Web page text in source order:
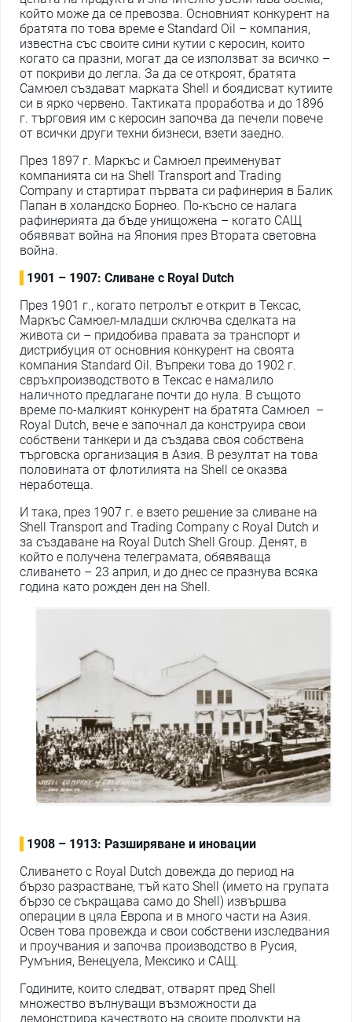
който може да се превозва. Основният конкурент на
братята по това време е Standard Oil – компания,
известна със своите сини кутии с керосин, които
когато са празни, могат да се използват за всичко –
от покриви до легла. За да се откроят, братята
Самюел създават марката Shell и боядисват кутиите
си в ярко червено. Тактиката проработва и до 1896
г. търговия им с керосин започва да печели повече
от всички други техни бизнеси, взети заедно.
През 1897 г. Маркъс и Самюел преименуват
компанията си на Shell Transport and Trading
Company и стартират първата си рафинерия в Балик
Папан в холандско Борнео. По-късно се налага
рафинерията да бъде унищожена – когато САЩ
обявяват война на Япония през Втората световна
война.
1901 – 1907: Сливане с Royal Dutch
През 1901 г., когато петролът е открит в Тексас,
Маркъс Самюел-младши сключва сделката на
живота си – придобива правата за транспорт и
дистрибуция от основния конкурент на своята
компания Standard Oil. Въпреки това до 1902 г.
свръхпроизводството в Тексас е намалило
наличното предлагане почти до нула. В същото
време по-малкият конкурент на братята Самюел –
Royal Dutch, вече е започнал да конструира свои
собствени танкери и да създава своя собствена
търговска организация в Азия. В резултат на това
половината от флотилията на Shell се оказва
неработеща.
И така, през 1907 г. е взето решение за сливане на
Shell Transport and Trading Company с Royal Dutch и
за създаване на Royal Dutch Shell Group. Денят, в
който е получена телеграмата, обявяваща
сливането – 23 април, и до днес се празнува всяка
година като рожден ден на Shell.
1908 – 1913: Разширяване и иновации
Сливането с Royal Dutch довежда до период на
бързо разрастване, тъй като Shell (името на групата
бързо се съкращава само до Shell) извършва
операции в цяла Европа и в много части на Азия.
Освен това провежда и свои собствени изследвания
и проучвания и започва производство в Русия,
Румъния, Венецуела, Мексико и САЩ.
Годините, които следват, отварят пред Shell
множество вълнуващи възможности да
демонстрира качеството на своите продукти на